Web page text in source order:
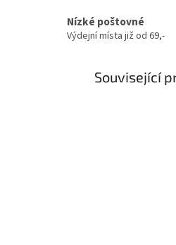
Nízké poštovné
Výdejní místa již od 69,-
Související